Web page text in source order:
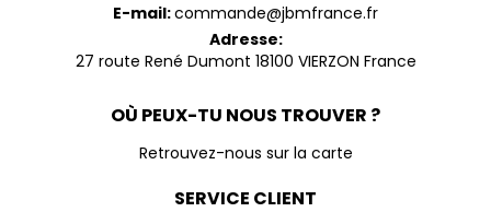
E-mail:commande@jbmfrance.fr
Adresse:
27 route René Dumont 18100 VIERZON France
OÙ PEUX-TU NOUS TROUVER ?
Retrouvez-nous sur la carte
SERVICE CLIENT